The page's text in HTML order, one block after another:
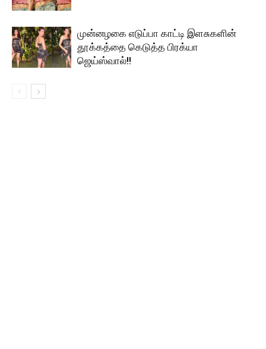
முன்னழகை எடுப்பா காட்டி இளசுகளின்
தூக்கத்தை கெடுத்த பிரக்யா
ஜெய்ஸ்வால்!!